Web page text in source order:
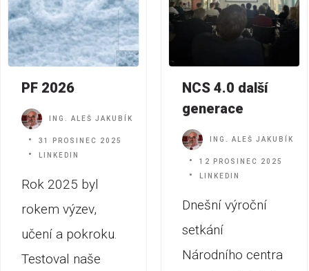
PF 2026
ING. ALEŠ JAKUBÍK
31 PROSINEC 2025
LINKEDIN
Rok 2025 byl
rokem výzev,
učení a pokroku.
Testoval naše
NCS 4.0 další
generace
ING. ALEŠ JAKUBÍK
12 PROSINEC 2025
LINKEDIN
Dnešní výroční
setkání
Národního centra